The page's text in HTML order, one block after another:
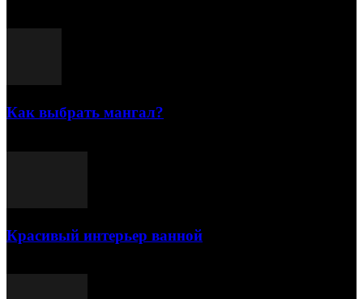
Как выбрать мангал?
Красивый интерьер ванной